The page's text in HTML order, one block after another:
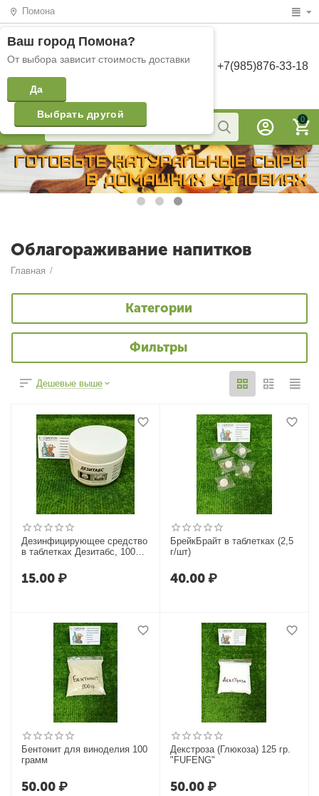
Помона
Ваш город Помона?
От выбора зависит стоимость доставки
Да
Выбрать другой
+7(985)876-33-18
0
Облагораживание напитков
Главная /
Категории
Фильтры
Дешевые выше
Дезинфицирующее средство
в таблетках Дезитабс, 100
15.00₽
БрейкБрайт в таблетках (2,5
г/шт)
40.00₽
Бентонит для виноделия 100
грамм
50.00₽
Декстроза (Глюкоза) 125 гр.
"FUFENG"
50.00₽